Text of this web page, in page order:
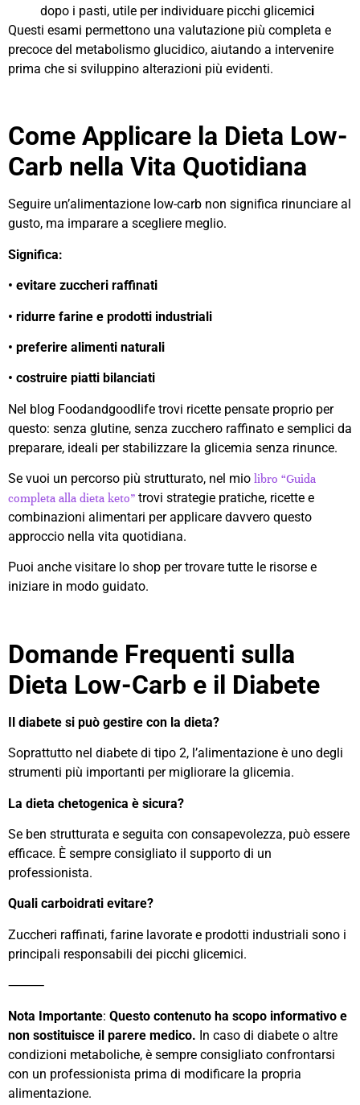
dopo i pasti, utile per individuare picchi glicemici
Questi esami permettono una valutazione più completa e
precoce del metabolismo glucidico, aiutando a intervenire
prima che si sviluppino alterazioni più evidenti.
Come Applicare la Dieta Low-
Carb nella Vita Quotidiana
Seguire un’alimentazione low-carb non significa rinunciare al
gusto, ma imparare a scegliere meglio.
Significa:
• evitare zuccheri raffinati
• ridurre farine e prodotti industriali
• preferire alimenti naturali
• costruire piatti bilanciati
Nel blog Foodandgoodlife trovi ricette pensate proprio per
questo: senza glutine, senza zucchero raffinato e semplici da
preparare, ideali per stabilizzare la glicemia senza rinunce.
Se vuoi un percorso più strutturato, nel mio libro “Guida
completa alla dieta keto” trovi strategie pratiche, ricette e
combinazioni alimentari per applicare davvero questo
approccio nella vita quotidiana.
Puoi anche visitare lo shop per trovare tutte le risorse e
iniziare in modo guidato.
Domande Frequenti sulla
Dieta Low-Carb e il Diabete
Il diabete si può gestire con la dieta?
Soprattutto nel diabete di tipo 2, l’alimentazione è uno degli
strumenti più importanti per migliorare la glicemia.
La dieta chetogenica è sicura?
Se ben strutturata e seguita con consapevolezza, può essere
efficace. È sempre consigliato il supporto di un
professionista.
Quali carboidrati evitare?
Zuccheri raffinati, farine lavorate e prodotti industriali sono i
principali responsabili dei picchi glicemici.
⸻
Nota Importante: Questo contenuto ha scopo informativo e
non sostituisce il parere medico. In caso di diabete o altre
condizioni metaboliche, è sempre consigliato confrontarsi
con un professionista prima di modificare la propria
alimentazione.